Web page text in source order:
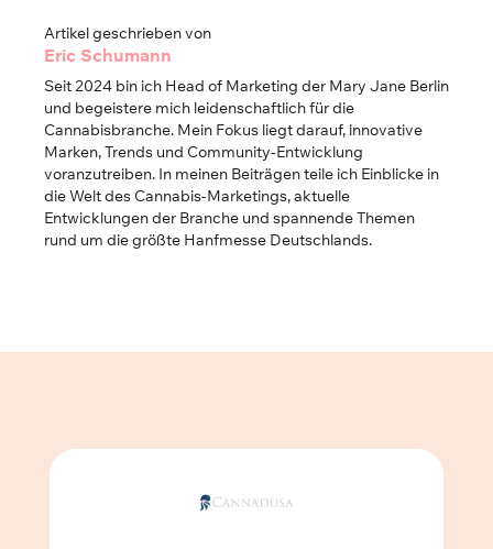
Artikel geschrieben von
Eric Schumann
Seit 2024 bin ich Head of Marketing der Mary Jane Berlin
und begeistere mich leidenschaftlich für die
Cannabisbranche. Mein Fokus liegt darauf, innovative
Marken, Trends und Community-Entwicklung
voranzutreiben. In meinen Beiträgen teile ich Einblicke in
die Welt des Cannabis-Marketings, aktuelle
Entwicklungen der Branche und spannende Themen
rund um die größte Hanfmesse Deutschlands.